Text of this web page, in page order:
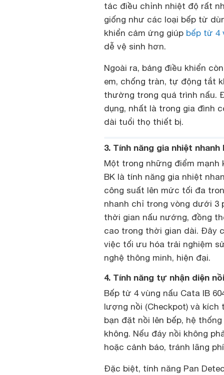
tác điều chỉnh nhiệt độ rất
giống như các loại bếp từ
khiển cảm ứng giúp bếp từ 4
dễ vệ sinh hơn.
Ngoài ra, bảng điều khiển
em, chống tràn, tự động tắt
thường trong quá trình nấu.
dụng, nhất là trong gia đình
dài tuổi thọ thiết bị.
3. Tính năng gia nhiệt
Một trong những điểm mạnh
BK là tính năng gia nhiệt
công suất lên mức tối đa
nhanh chỉ trong vòng dưới 3
thời gian nấu nướng, đồng
cao trong thời gian dài. Đây
việc tối ưu hóa trải nghiệm
nghệ thông minh, hiện đại.
4. Tính năng tự nhận diện
Bếp từ 4 vùng nấu Cata IB
lượng nồi (Checkpot) và kích
bạn đặt nồi lên bếp, hệ
không. Nếu đáy nồi không
hoặc cảnh báo, tránh lãng
Đặc biệt, tính năng Pan